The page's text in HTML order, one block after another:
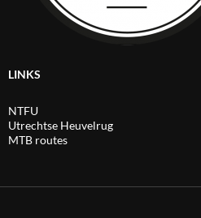
LINKS
NTFU
Utrechtse Heuvelrug
MTB routes